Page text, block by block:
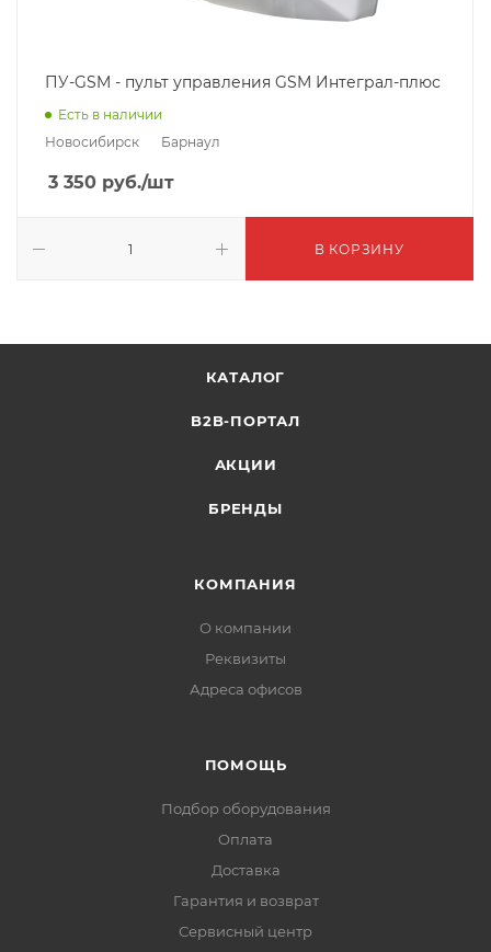
ПУ-GSM - пульт управления GSM Интеграл-плюс
Есть в наличии
Новосибирск
Барнаул
3 350 руб./шт
В КОРЗИНУ
КАТАЛОГ
B2B-ПОРТАЛ
АКЦИИ
БРЕНДЫ
КОМПАНИЯ
О компании
Реквизиты
Адреса офисов
ПОМОЩЬ
Подбор оборудования
Оплата
Доставка
Гарантия и возврат
Сервисный центр